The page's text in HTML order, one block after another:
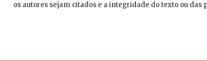
os autores sejam citados e a integridade do texto ou